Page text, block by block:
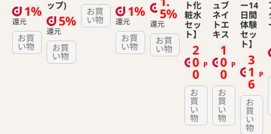
1%
還元
お買
い物
ップ)
5%
還元
お買
い物
お買
い物
1%
還元
お買
い物
5%
還元
お買
い物
ト化
粧水
セッ
ト】
2
0
0
P
お
買
い
物
ュブ
ネイ
トエ
キス
1
0
0
P
お
買
い
物
ー14
日間
体験
セッ
ト】
3
1
6
P
お
買
い
物